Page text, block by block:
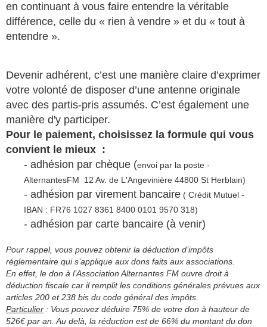
en continuant à vous faire entendre la véritable
différence, celle du « rien à vendre » et du « tout à
entendre ».
Devenir adhérent, c’est une manière claire d’exprimer
votre volonté de disposer d’une antenne originale
avec des partis-pris assumés. C’est également une
manière d'y participer.
Pour le paiement, choisissez la formule qui vous
convient le mieux :
- adhésion par chèque (envoi par la poste -
AlternantesFM 12 Av. de L'Angevinière 44800 St Herblain)
- adhésion par virement bancaire ( Crédit Mutuel -
IBAN : FR76 1027 8361 8400 0101 9570 318)
- adhésion par carte bancaire (à venir)
Pour rappel, vous pouvez obtenir la déduction d’impôts
réglementaire qui s’applique aux dons faits aux associations.
En effet, le don à l’Association Alternantes FM ouvre droit à
déduction fiscale car il remplit les conditions générales prévues aux
articles 200 et 238 bis du code général des impôts.
Particulier : Vous pouvez déduire 75% de votre don à hauteur de
526€ par an. Au delà, la réduction est de 66% du montant du don